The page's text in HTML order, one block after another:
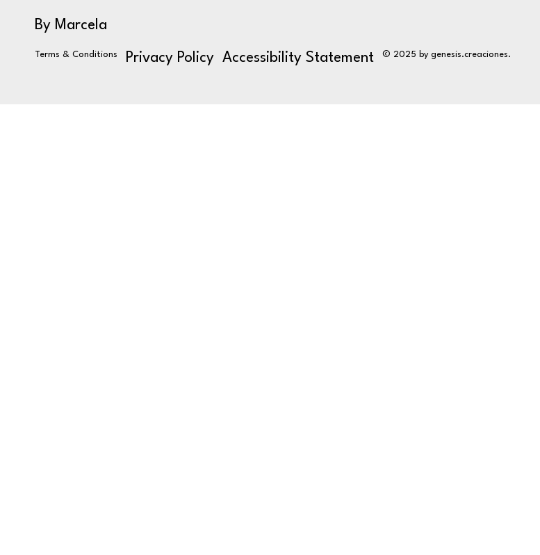
By Marcela
Terms & Conditions Privacy Policy Accessibility Statement © 2025 by genesis.creaciones.